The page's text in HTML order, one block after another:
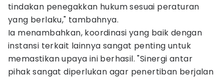
tindakan penegakkan hukum sesuai peraturan
yang berlaku," tambahnya.
Ia menambahkan, koordinasi yang baik dengan
instansi terkait lainnya sangat penting untuk
memastikan upaya ini berhasil. "Sinergi antar
pihak sangat diperlukan agar penertiban berjalan